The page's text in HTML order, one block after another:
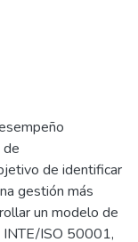
de
de identificar
gestión más
un modelo de
INTE/ISO 50001,